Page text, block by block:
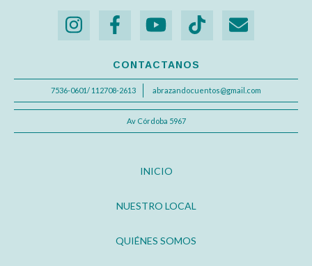
CONTACTANOS
7536-0601/ 112708-2613 abrazandocuentos@gmail.com
Av Córdoba 5967
INICIO
NUESTRO LOCAL
QUIÉNES SOMOS